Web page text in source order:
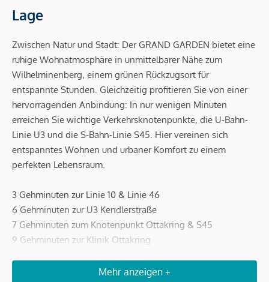
Lage
Zwischen Natur und Stadt: Der GRAND GARDEN bietet eine
ruhige Wohnatmosphäre in unmittelbarer Nähe zum
Wilhelminenberg, einem grünen Rückzugsort für
entspannte Stunden. Gleichzeitig profitieren Sie von einer
hervorragenden Anbindung: In nur wenigen Minuten
erreichen Sie wichtige Verkehrsknotenpunkte, die U-Bahn-
Linie U3 und die S-Bahn-Linie S45. Hier vereinen sich
entspanntes Wohnen und urbaner Komfort zu einem
perfekten Lebensraum.
3 Gehminuten zur Linie 10 & Linie 46
6 Gehminuten zur U3 Kendlerstraße
7 Gehminuten zum Knotenpunkt Ottakring & S45
9 Gehminuten zur Klinik Ottakring
15 Fahrminuten zum Westbahnhof & Mariahilfer Straße
Mehr anzeigen +